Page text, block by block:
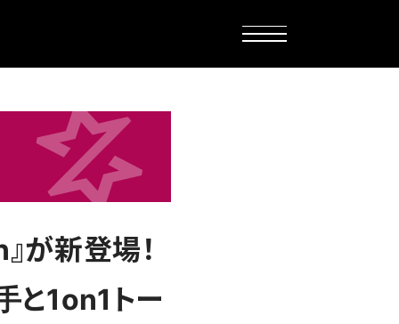
が新登場！
と1on1トー